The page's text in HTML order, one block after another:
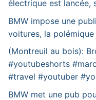
électrique est lancée,
BMW impose une
voitures, la
(Montreuil au bois):
#youtubeshorts
#travel #youtuber
BMW met une pub